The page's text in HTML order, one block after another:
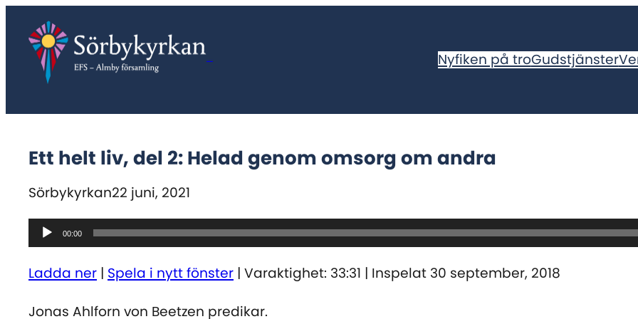
innehåll
Nyfiken på troGudstjänster
Ett helt liv, del 2: Helad genom omsorg om andra
Sörbykyrkan22 juni, 2021
Ljudspelare
00:00
Ladda ner Spela i nytt fönster Varaktighet: 33:31 Inspelat 30 september, 2018
Jonas Ahlforn von Beetzen predikar.